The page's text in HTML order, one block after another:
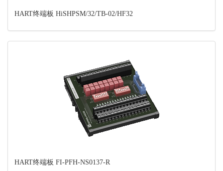
HART终端板 HiSHPSM/32/TB-02/HF32
HART终端板 FI-PFH-NS0137-R